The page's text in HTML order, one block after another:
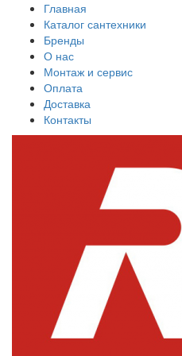
Главная
Каталог сантехники
Бренды
О нас
Монтаж и сервис
Оплата
Доставка
Контакты